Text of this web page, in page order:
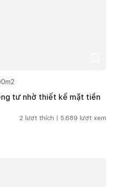
tư nhờ thiết kế mặt tiền
2 lượt thích | 5.689 lượt xem